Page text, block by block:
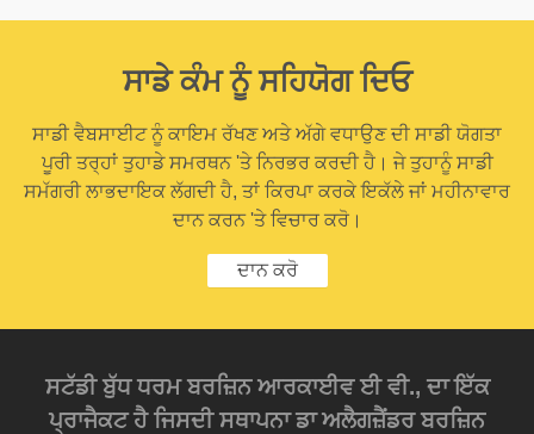
ਸਾਡੇ ਕੰਮ ਨੂੰ ਸਹਿਯੋਗ ਦਿਓ
ਸਾਡੀ ਵੈਬਸਾਈਟ ਨੂੰ ਕਾਇਮ ਰੱਖਣ ਅਤੇ ਅੱਗੇ ਵਧਾਉਣ ਦੀ ਸਾਡੀ ਯੋਗਤਾ
ਪੂਰੀ ਤਰ੍ਹਾਂ ਤੁਹਾਡੇ ਸਮਰਥਨ 'ਤੇ ਨਿਰਭਰ ਕਰਦੀ ਹੈ। ਜੇ ਤੁਹਾਨੂੰ ਸਾਡੀ
ਸਮੱਗਰੀ ਲਾਭਦਾਇਕ ਲੱਗਦੀ ਹੈ, ਤਾਂ ਕਿਰਪਾ ਕਰਕੇ ਇਕੱਲੇ ਜਾਂ ਮਹੀਨਾਵਾਰ
ਦਾਨ ਕਰਨ 'ਤੇ ਵਿਚਾਰ ਕਰੋ।
ਦਾਨ ਕਰੋ
ਸਟੱਡੀ ਬੁੱਧ ਧਰਮ ਬਰਜ਼ਿਨ ਆਰਕਾਈਵ ਈ ਵੀ., ਦਾ ਇੱਕ
ਪ੍ਰਾਜੈਕਟ ਹੈ ਜਿਸਦੀ ਸਥਾਪਨਾ ਡਾ ਅਲੈਗਜ਼ੈਂਡਰ ਬਰਜ਼ਿਨ